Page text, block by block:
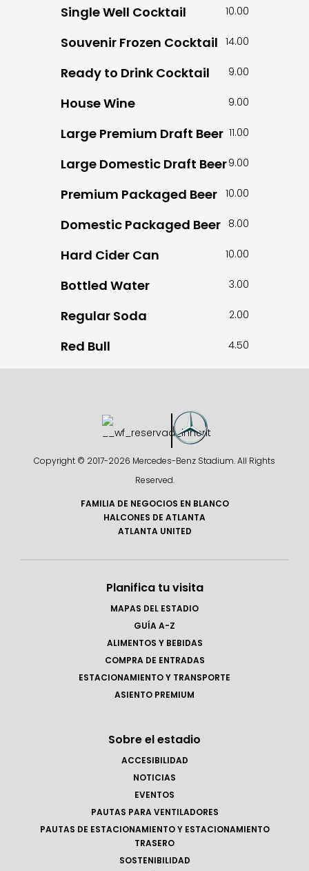
Single Well Cocktail 10.00
Souvenir Frozen Cocktail 14.00
Ready to Drink Cocktail 9.00
House Wine 9.00
Large Premium Draft Beer 11.00
Large Domestic Draft Beer9.00
Premium Packaged Beer 10.00
Domestic Packaged Beer 8.00
Hard Cider Can 10.00
Bottled Water 3.00
Regular Soda 2.00
Red Bull 4.50
Copyright © 2017-2026 Mercedes-Benz Stadium. All Rights
Reserved.
FAMILIA DE NEGOCIOS EN BLANCO
HALCONES DE ATLANTA
ATLANTA UNITED
Planifica tu visita
MAPAS DEL ESTADIO
GUÍA A-Z
ALIMENTOS Y BEBIDAS
COMPRA DE ENTRADAS
ESTACIONAMIENTO Y TRANSPORTE
ASIENTO PREMIUM
Sobre el estadio
ACCESIBILIDAD
NOTICIAS
EVENTOS
PAUTAS PARA VENTILADORES
PAUTAS DE ESTACIONAMIENTO Y ESTACIONAMIENTO
TRASERO
SOSTENIBILIDAD